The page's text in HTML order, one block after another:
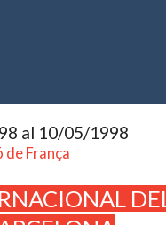
al 10/05/1998
de França
DEL